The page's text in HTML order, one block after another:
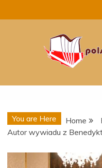
to
You are Here Home
Autor wywiadu z